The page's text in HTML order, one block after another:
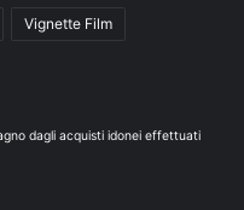
Vignette Film
dagli acquisti idonei effettuati